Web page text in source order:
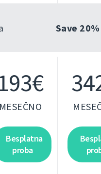
Save 20%
MESEČNO
Besplatna
proba